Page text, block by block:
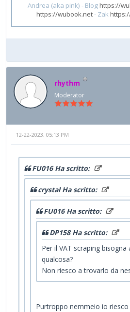
Andrea (aka pink) - Bloghttps://
https://wubook.net- Zak
rhythm
Moderator
12-22-2023, 05:13 PM
FU016 Ha scritto:
crystal Ha scritto:
FU016 Ha scritto:
DP158 Ha scritto:
Per il VAT scraping bisogna
qualcosa?
Non riesco a trovarlo da
Purtroppo nemmeio io